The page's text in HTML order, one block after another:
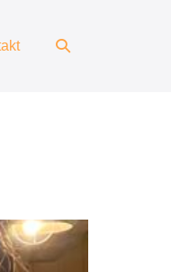
Slå